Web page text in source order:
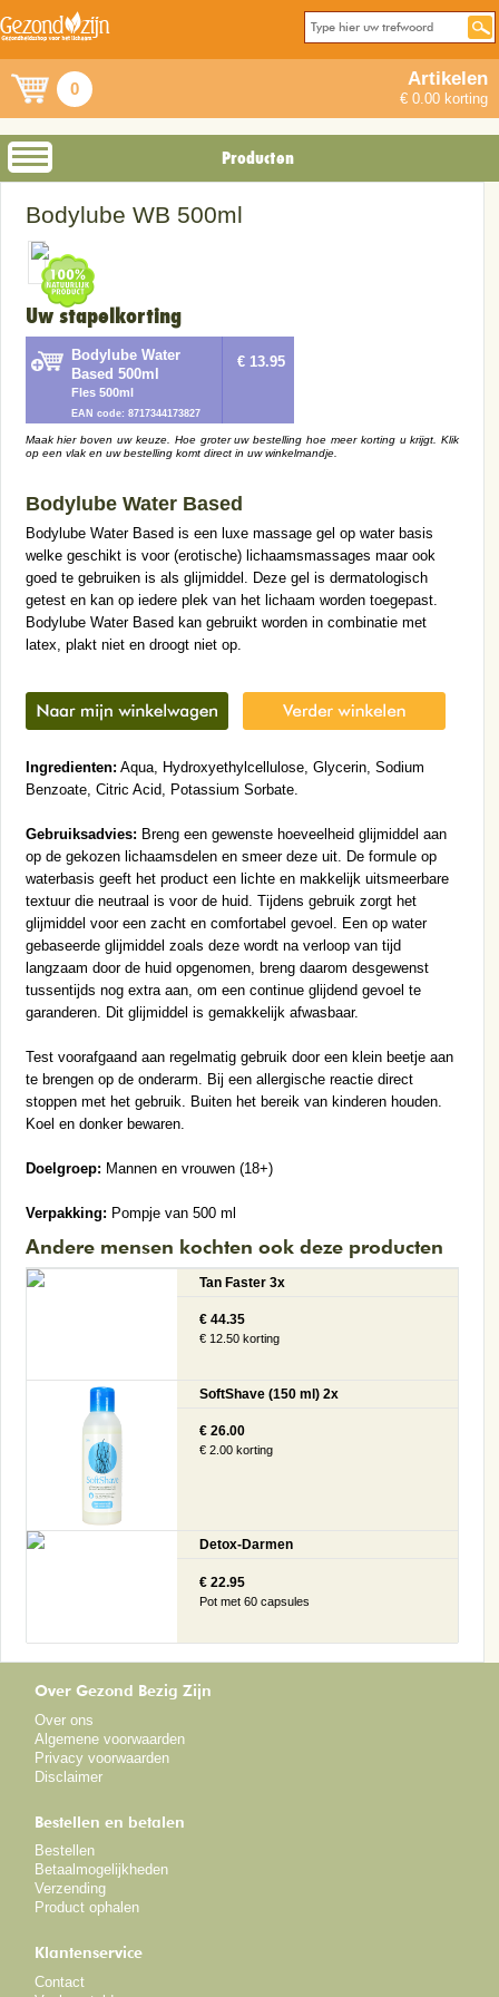
0 Artikelen
€ 0.00 korting
Producten
Bodylube WB 500ml
Uw stapelkorting
Bodylube Water
Based 500ml
Fles 500ml
EAN code: 8717344173827
€ 13.95
Maak hier boven uw keuze. Hoe groter uw bestelling hoe meer korting u krijgt. Klik
op een vlak en uw bestelling komt direct in uw winkelmandje.
Bodylube Water Based
Bodylube Water Based is een luxe massage gel op water basis
welke geschikt is voor (erotische) lichaamsmassages maar ook
goed te gebruiken is als glijmiddel. Deze gel is dermatologisch
getest en kan op iedere plek van het lichaam worden toegepast.
Bodylube Water Based kan gebruikt worden in combinatie met
latex, plakt niet en droogt niet op.
Ingredienten: Aqua, Hydroxyethylcellulose, Glycerin, Sodium
Benzoate, Citric Acid, Potassium Sorbate.
Gebruiksadvies: Breng een gewenste hoeveelheid glijmiddel aan
op de gekozen lichaamsdelen en smeer deze uit. De formule op
waterbasis geeft het product een lichte en makkelijk uitsmeerbare
textuur die neutraal is voor de huid. Tijdens gebruik zorgt het
glijmiddel voor een zacht en comfortabel gevoel. Een op water
gebaseerde glijmiddel zoals deze wordt na verloop van tijd
langzaam door de huid opgenomen, breng daarom desgewenst
tussentijds nog extra aan, om een continue glijdend gevoel te
garanderen. Dit glijmiddel is gemakkelijk afwasbaar.
Test voorafgaand aan regelmatig gebruik door een klein beetje aan
te brengen op de onderarm. Bij een allergische reactie direct
stoppen met het gebruik. Buiten het bereik van kinderen houden.
Koel en donker bewaren.
Doelgroep: Mannen en vrouwen (18+)
Verpakking: Pompje van 500 ml
Andere mensen kochten ook deze producten
Tan Faster 3x
€ 44.35
€ 12.50 korting
SoftShave (150 ml) 2x
€ 26.00
€ 2.00 korting
Detox-Darmen
€ 22.95
Pot met 60 capsules
Over Gezond Bezig Zijn
Over ons
Algemene voorwaarden
Privacy voorwaarden
Disclaimer
Bestellen en betalen
Bestellen
Betaalmogelijkheden
Verzending
Product ophalen
Klantenservice
Contact